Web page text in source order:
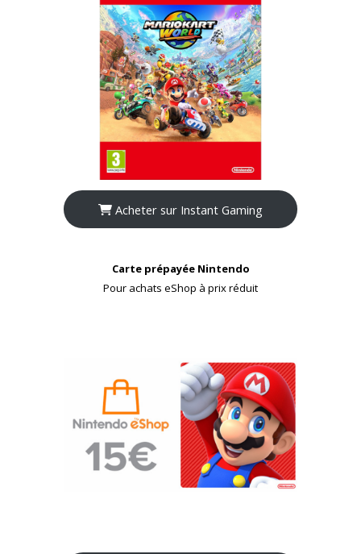
Acheter sur Instant Gaming
Carte prépayée Nintendo
Pour achats eShop à prix réduit